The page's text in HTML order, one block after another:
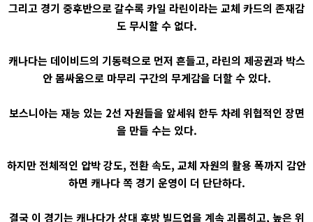
그리고 경기 중후반으로 갈수록 카일 라린이라는 교체 카드의 존재감
도 무시할 수 없다.
캐나다는 데이비드의 기동력으로 먼저 흔들고, 라린의 제공권과 박스
안 몸싸움으로 마무리 구간의 무게감을 더할 수 있다.
보스니아는 재능 있는 2선 자원들을 앞세워 한두 차례 위협적인 장면
을 만들 수는 있다.
하지만 전체적인 압박 강도, 전환 속도, 교체 자원의 활용 폭까지 감안
하면 캐나다 쪽 경기 운영이 더 단단하다.
결국 이 경기는 캐나다가 상대 후방 빌드업을 계속 괴롭히고, 높은 위